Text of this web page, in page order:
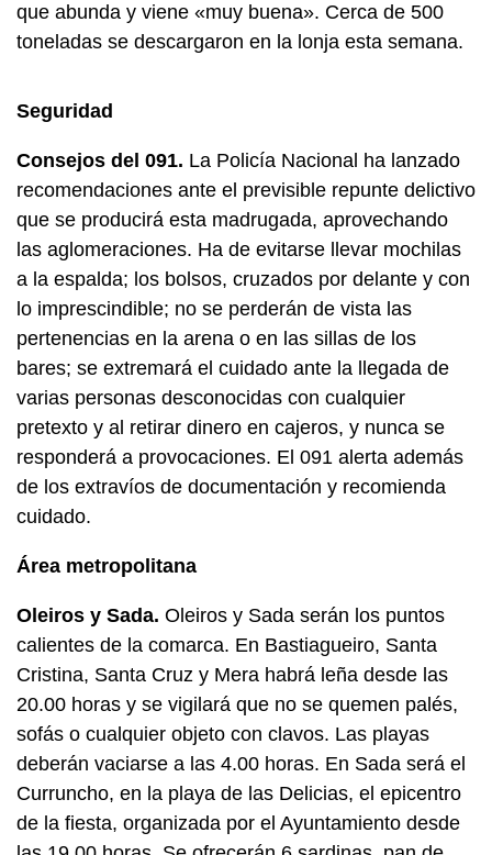
que abunda y viene «muy buena». Cerca de 500
toneladas se descargaron en la lonja esta semana.
Seguridad
Consejos del 091. La Policía Nacional ha lanzado
recomendaciones ante el previsible repunte delictivo
que se producirá esta madrugada, aprovechando
las aglomeraciones. Ha de evitarse llevar mochilas
a la espalda; los bolsos, cruzados por delante y con
lo imprescindible; no se perderán de vista las
pertenencias en la arena o en las sillas de los
bares; se extremará el cuidado ante la llegada de
varias personas desconocidas con cualquier
pretexto y al retirar dinero en cajeros, y nunca se
responderá a provocaciones. El 091 alerta además
de los extravíos de documentación y recomienda
cuidado.
Área metropolitana
Oleiros y Sada. Oleiros y Sada serán los puntos
calientes de la comarca. En Bastiagueiro, Santa
Cristina, Santa Cruz y Mera habrá leña desde las
20.00 horas y se vigilará que no se quemen palés,
sofás o cualquier objeto con clavos. Las playas
deberán vaciarse a las 4.00 horas. En Sada será el
Curruncho, en la playa de las Delicias, el epicentro
de la fiesta, organizada por el Ayuntamiento desde